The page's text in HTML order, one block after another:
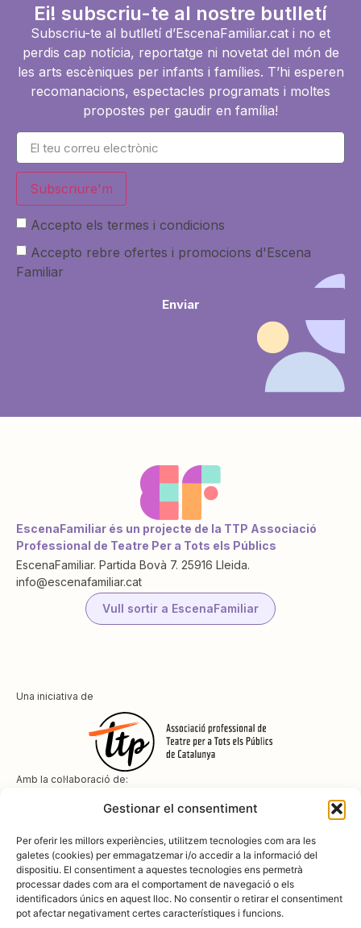
Gestionar el consentiment
Per oferir les millors experiències, utilitzem tecnologies com ara les
galetes (cookies) per emmagatzemar i/o accedir a la informació del
dispositiu. El consentiment a aquestes tecnologies ens permetrà
processar dades com ara el comportament de navegació o els
identificadors únics en aquest lloc. No consentir o retirar el consentiment
pot afectar negativament certes característiques i funcions.
Ei! subscriu-te al nostre butlletí
Subscriu-te al butlletí d’EscenaFamiliar.cat i no et
perdis cap notícia, reportatge ni novetat del món de
les arts escèniques per infants i famílies. T’hi esperen
recomanacions, espectacles programats i moltes
propostes per gaudir en família!
Subscriure'm
Accepto els termes i condicions
Accepto rebre ofertes i promocions d'Escena
Familiar
Enviar
EscenaFamiliar és un projecte de la TTP Associació
Professional de Teatre Per a Tots els Públics
EscenaFamiliar. Partida Bovà 7. 25916 Lleida.
info@escenafamiliar.cat
Vull sortir a EscenaFamiliar
Una iniciativa de
Amb la col·laboració de:
Amb el suport de